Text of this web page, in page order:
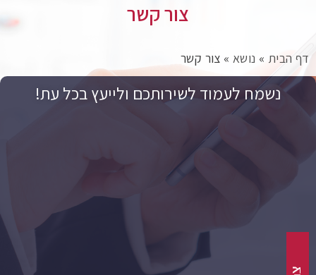
צור קשר
דף הבית»נושא»צור קשר
נשמח לעמוד לשירותכם ולייעץ בכל עת!